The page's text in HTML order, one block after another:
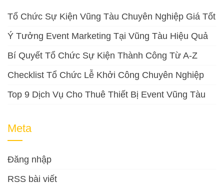
Tổ Chức Sự Kiện Vũng Tàu Chuyên Nghiệp Giá Tốt
Ý Tưởng Event Marketing Tại Vũng Tàu Hiệu Quả
Bí Quyết Tổ Chức Sự Kiện Thành Công Từ A-Z
Checklist Tổ Chức Lễ Khởi Công Chuyên Nghiệp
Top 9 Dịch Vụ Cho Thuê Thiết Bị Event Vũng Tàu
Meta
Đăng nhập
RSS bài viết